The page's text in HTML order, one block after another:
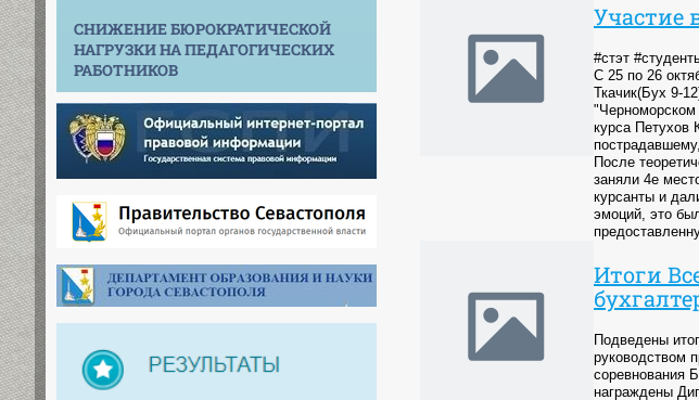
СНИЖЕНИЕ БЮРОКРАТИЧЕСКОЙ
НАГРУЗКИ НА ПЕДАГОГИЧЕСКИХ
РАБОТНИКОВ
Участие
#стэт
С 25 по 26
Ткачик(Бух 9-
курса Петухов
После
заняли 4е
курсанты и
эмоций, это
Итоги
Подведены
руководством
соревнования
награждены